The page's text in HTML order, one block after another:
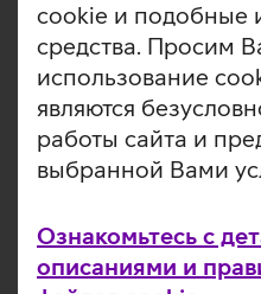
cookie и подобные
средства. Просим
использование
являются
работы сайта и
выбранной Вами
Ознакомьтесь с
описаниями и
Специалисты,
проекты